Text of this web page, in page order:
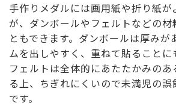
手作りメダルには画用紙や折り紙が
が、ダンボールやフェルトなどの材
ともできます。ダンボールは厚みが
ムを出しやすく、重ねて貼ることに
フェルトは全体的にあたたかみのあ
る上、ちぎれにくいので未満児の誤
です。